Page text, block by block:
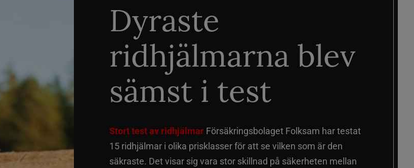
Dyraste
ridhjälmarna blev
sämst i test
Stort test av ridhjälmar Försäkringsbolaget Folksam har testat
15 ridhjälmar i olika prisklasser för att se vilken som är den
säkraste. Det visar sig vara stor skillnad på säkerheten mellan